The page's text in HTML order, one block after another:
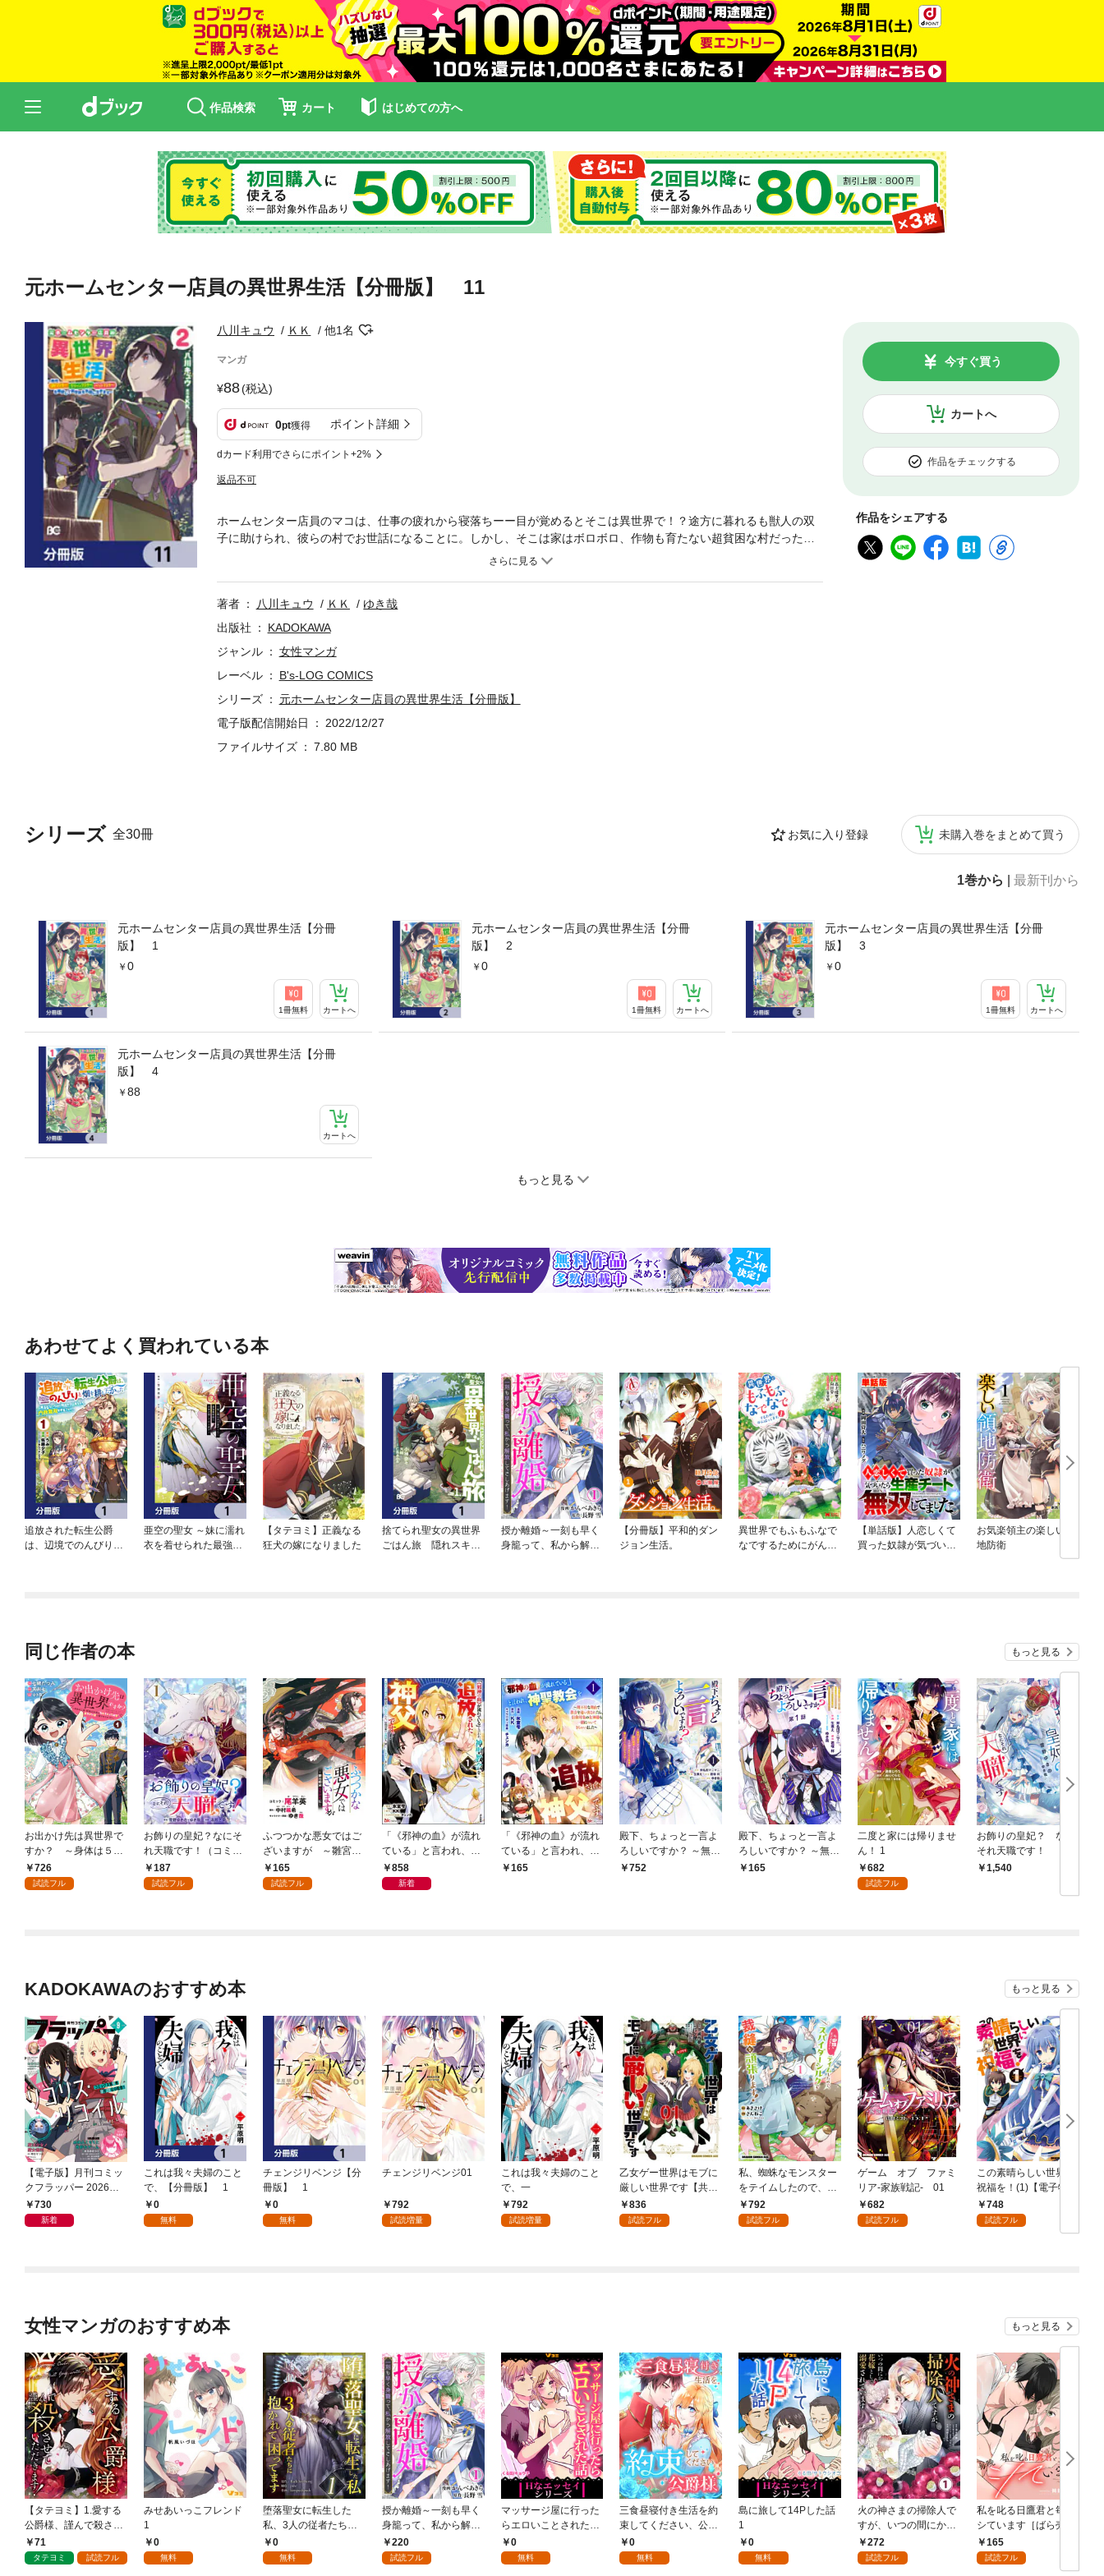
作品検索 カート はじめての方へ
元ホームセンター店員の異世界生活【分冊版】 11
八川キュウ ＫＫ 他1名
マンガ
88(税込)
0pt獲得 ポイント詳細
dカード利用でさらにポイント+2%
返品不可
カートへ
今すぐ買う
作品をチェックする
作品をシェアする
シリーズ 全30冊 お気に入り登録 未購入巻をまとめて買う
1巻から 最新刊から
元ホームセンター店員の異世界生活【分冊
版】 1
0
1冊無料 カートへ
元ホームセンター店員の異世界生活【分冊
版】 2
0
1冊無料 カートへ
元ホームセンター店員の異世界生活【分冊
版】 3
0
1冊無料 カートへ
元ホームセンター店員の異世界生活【分冊
版】 4
88
カートへ
もっと見る
ホームセンター店員のマコは、仕事の疲れから寝落ちーー目が覚めるとそこは異世界で！？途方に暮れるも獣人の双
子に助けられ、彼らの村でお世話になることに。しかし、そこは家はボロボロ、作物も育たない超貧困な村だった。
命の恩人を助けるため、マコはホームセンター店員ならではのチートスキルを使い、村おこしを決意する！ 分冊版
著者 八川キュウ ＫＫ
ゆき哉
出版社
KADOKAWA
ジャンル
女性マンガ
レーベル
B's-LOG COMICS
シリーズ
元ホームセンター店員の異世界生活【分冊版】
電子版配信開始日
2022/12/27
ファイルサイズ
7.80 MB
あわせてよく買われている本
追放された転生公爵
は、辺境でのんびりと
亜空の聖女 ～妹に濡れ
衣を着せられた最強魔
【タテヨミ】正義なる
狂犬の嫁になりました
捨てられ聖女の異世界
ごはん旅 隠れスキル
授か離婚～一刻も早く
身籠って、私から解放
【分冊版】平和的ダン
ジョン生活。
異世界でもふもふなで
なでするためにがんば
【単話版】人恋しくて
買った奴隷が気づいた
お気楽領主の楽しい領
地防衛
同じ作者の本 もっと見る
お出かけ先は異世界で
すか？ ～身体は５
歳・頭脳は16歳の“な
んちゃって幼女”、美ケ
726
試読フル
お飾りの皇妃？なにそ
れ天職です！（コミッ
ク）【分冊版】 1
187
試読フル
ふつつかな悪女ではご
ざいますが ～雛宮蝶
鼠とりかえ伝～ 連載
版: 1
165
試読フル
「《邪神の血》が流れ
ている」と言われ、神
聖教会を追放された神
父です。 ～理不尽な理
858
新着
「《邪神の血》が流れ
ている」と言われ、神
聖教会を追放された神
165
殿下、ちょっと一言よ
ろしいですか？ ～無能
な悪女だと罵られて婚
752
殿下、ちょっと一言よ
ろしいですか？ ～無能
な悪女だと罵られて婚
165
二度と家には帰りませ
ん！ 1
682
試読フル
お飾りの皇妃？ なに
それ天職です！
1,540
KADOKAWAのおすすめ本 もっと見る
【電子版】月刊コミッ
クフラッパー 2026年9
月号730
新着
これは我々夫婦のこと
で、【分冊版】 1
0
無料
チェンジリベンジ【分
冊版】 1
0
無料
チェンジリベンジ01
792
試読増量
これは我々夫婦のこと
で、一
792
試読増量
乙女ゲー世界はモブに
厳しい世界です【共和
国編】 ０１
836
試読フル
私、蜘蛛なモンスター
をテイムしたので、ス
パイダーシルクで裁縫
を頑張ります！ 1
792
試読フル
ゲーム オブ ファミ
リア-家族戦記- 01
682
試読フル
この素晴らしい世界に
祝福を！(1)【電子特別
版】748
試読フル
女性マンガのおすすめ本 もっと見る
【タテヨミ】1.愛する
公爵様、謹んで殺させ
ていただきます！
71
タテヨミ 試読フル
みせあいっこフレンド
1
0
無料
堕落聖女に転生した
私、3人の従者たちに
抱かれて困ってます 第
1話
0
無料
授か離婚～一刻も早く
身籠って、私から解放
してさしあげます！1
220
試読フル
マッサージ屋に行った
らエロいことされた話
1 0
無料
三食昼寝付き生活を約
束してください、公爵
様 1話
0
無料
島に旅して14Pした話
1
0
無料
火の神さまの掃除人で
すが、いつの間にか花
嫁として溺愛されてい
ます【単話】（１）
272
試読フル
私を叱る日鷹君と毎晩
シています［ばら売
り］ 第1話
165
試読フル